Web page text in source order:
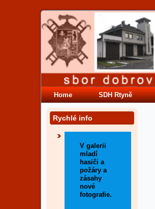
Home SDH Rtyně
Rychlé info
V galerii
mladí
hasiči a
požáry a
zásahy
nové
fotografie.